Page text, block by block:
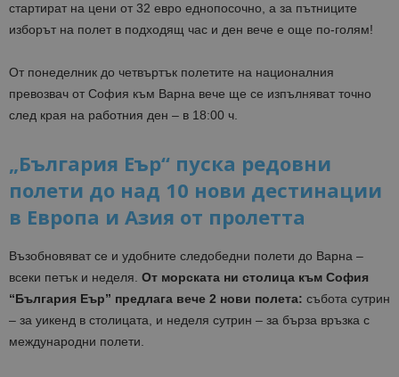
стартират на цени от 32 евро еднопосочно, а за пътниците
изборът на полет в подходящ час и ден вече е още по-голям!
От понеделник до четвъртък полетите на националния
превозвач от София към Варна вече ще се изпълняват точно
след края на работния ден – в 18:00 ч.
„България Еър“ пуска редовни
полети до над 10 нови дестинации
в Европа и Азия от пролетта
Възобновяват се и удобните следобедни полети до Варна –
всеки петък и неделя. От морската ни столица към София
“България Еър” предлага вече 2 нови полета: събота сутрин
– за уикенд в столицата, и неделя сутрин – за бърза връзка с
международни полети.